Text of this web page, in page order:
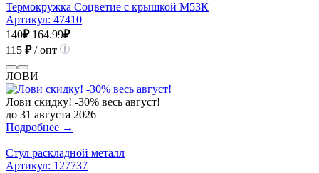
Термокружка Соцветие с крышкой М53К
Артикул: 47410
140₽ 164.99₽
115 ₽/ опт
ЛОВИ
Лови скидку! -30% весь август!
до 31 августа 2026
Подробнее →
Стул раскладной металл
Артикул: 127737